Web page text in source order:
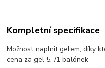
Kompletní specifikace
Možnost naplnit gelem, díky
cena za gel 5,-/1 balónek